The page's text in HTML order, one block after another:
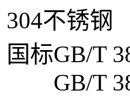
304不锈钢
国标GB/T
GB/T